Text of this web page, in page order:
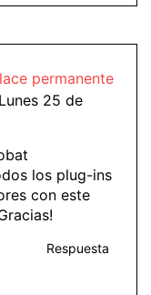
permanente
25 de
los plug-ins
con este
Respuesta